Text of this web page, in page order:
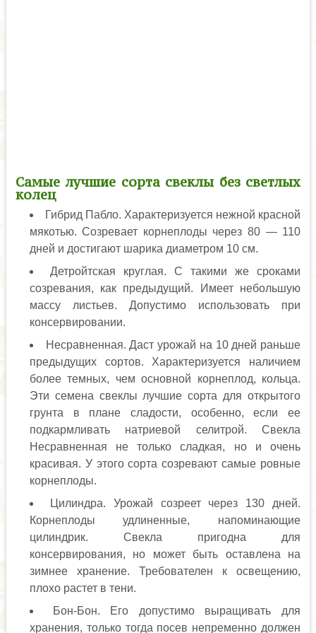
Самые лучшие сорта свеклы без светлых
колец
Гибрид Пабло. Характеризуется нежной красной
мякотью. Созревает корнеплоды через 80 — 110
дней и достигают шарика диаметром 10 см.
Детройтская круглая. С такими же сроками
созревания, как предыдущий. Имеет небольшую
массу листьев. Допустимо использовать при
консервировании.
Несравненная. Даст урожай на 10 дней раньше
предыдущих сортов. Характеризуется наличием
более темных, чем основной корнеплод, кольца.
Эти семена свеклы лучшие сорта для открытого
грунта в плане сладости, особенно, если ее
подкармливать натриевой селитрой. Свекла
Несравненная не только сладкая, но и очень
красивая. У этого сорта созревают самые ровные
корнеплоды.
Цилиндра. Урожай созреет через 130 дней.
Корнеплоды удлиненные, напоминающие
цилиндрик. Свекла пригодна для
консервирования, но может быть оставлена на
зимнее хранение. Требователен к освещению,
плохо растет в тени.
Бон-Бон. Его допустимо выращивать для
хранения, только тогда посев непременно должен